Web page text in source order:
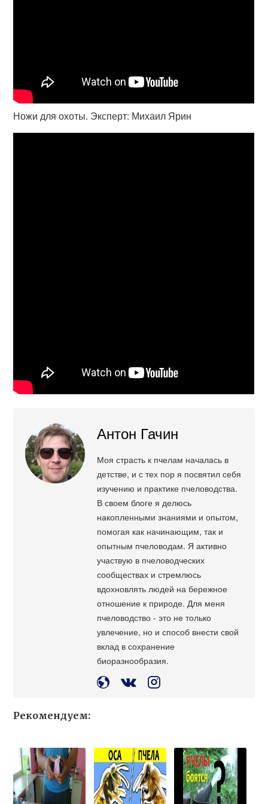
Ножи для охоты. Эксперт: Михаил Ярин
Антон Гачин
Моя страсть к пчелам началась в
детстве, и с тех пор я посвятил себя
изучению и практике пчеловодства.
В своем блоге я делюсь
накопленными знаниями и опытом,
помогая как начинающим, так и
опытным пчеловодам. Я активно
участвую в пчеловодческих
сообществах и стремлюсь
вдохновлять людей на бережное
отношение к природе. Для меня
пчеловодство - это не только
увлечение, но и способ внести свой
вклад в сохранение
биоразнообразия.
Рекомендуем: